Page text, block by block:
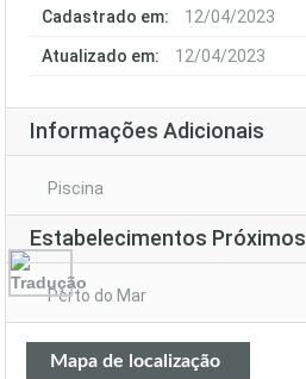
Cadastrado em: 12/04/2023
Atualizado em: 12/04/2023
Informações Adicionais
Piscina
Estabelecimentos Próximos
Perto do Mar
Mapa de localização